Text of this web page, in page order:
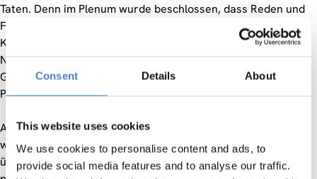
Consent Details About
This website uses cookies
We use cookies to personalise content and ads, to
provide social media features and to analyse our traffic.
Taten. Denn im Plenum wurde beschlossen, dass Reden und
Fordern allein nicht genügen. Stattdessen soll der
Klimarechnungshof mit Unterstützung eines großen
Netzwerks an Expert:innen bereits vor seiner tatsächlichen
Gründung durch die Politik erprobt und drei konkrete
Prüfungen durchgeführt werden.
Aber welche politischen Maßnahmen und welche
wirtschaftlichen und gesellschaftlichen Sektoren lassen sich
überhaupt auf ihre Klimawirksamkeit prüfen? Welche